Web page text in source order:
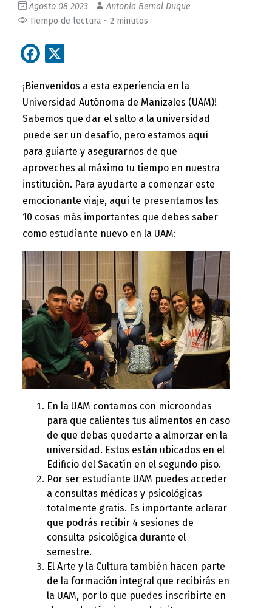
Agosto 08 2023
Antonia Bernal Duque
Tiempo de lectura ~ 2 minutos
Facebook
¡Bienvenidos a esta experiencia en la
Universidad Autónoma de Manizales (UAM)!
Sabemos que dar el salto a la universidad
puede ser un desafío, pero estamos aquí
para guiarte y asegurarnos de que
aproveches al máximo tu tiempo en nuestra
institución. Para ayudarte a comenzar este
emocionante viaje, aquí te presentamos las
10 cosas más importantes que debes saber
como estudiante nuevo en la UAM:
En la UAM contamos con microondas
para que calientes tus alimentos en caso
de que debas quedarte a almorzar en la
universidad. Estos están ubicados en el
Edificio del Sacatín en el segundo piso.
Por ser estudiante UAM puedes acceder
a consultas médicas y psicológicas
totalmente gratis. Es importante aclarar
que podrás recibir 4 sesiones de
consulta psicológica durante el
semestre.
El Arte y la Cultura también hacen parte
de la formación integral que recibirás en
la UAM, por lo que puedes inscribirte en